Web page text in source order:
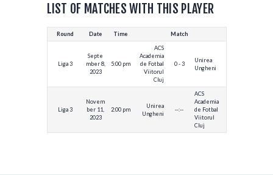
LIST OF MATCHES WITH THIS PLAYER
Round Date Time Match
Liga 3
Septe
mber 8,
2023
5:00 pm
ACS
Academia
de Fotbal
Viitorul
Cluj
0 - 3
Unirea
Ungheni
Liga 3
Novem
ber 11,
2023
2:00 pm
Unirea
Ungheni
--:--
ACS
Academia
de Fotbal
Viitorul
Cluj